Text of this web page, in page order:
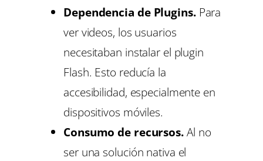
Dependencia de Plugins.Para
ver videos, los usuarios
necesitaban instalar el plugin
Flash. Esto reducía la
accesibilidad, especialmente en
dispositivos móviles.
Consumo de recursos.Al no
ser una solución nativa el